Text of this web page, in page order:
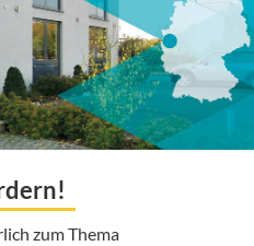
zum Thema